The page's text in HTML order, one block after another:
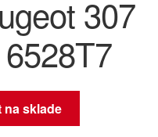
307
na sklade